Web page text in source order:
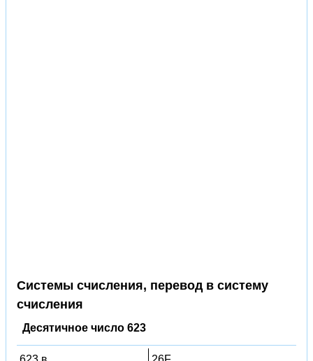
Системы счисления, перевод в систему
счисления
Десятичное число 623